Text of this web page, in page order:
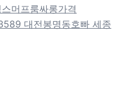
머프룸싸롱가격
대전봉명동호빠 세종